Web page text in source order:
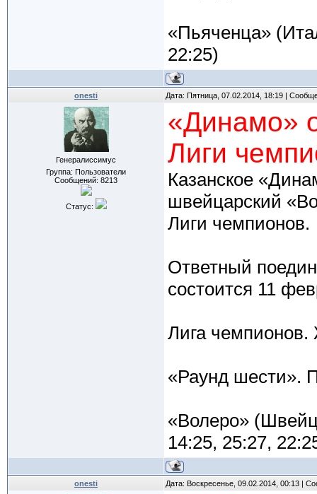
«Пьяченца»
22:25)
onesti Дата: Пятница, 07.02.2014, 18:19 |
Генералиссимус
Группа: Пользователи
Сообщений: 8213
Статус:
«Динамо»
Лиги
Казанское
швейцарский
Лиги чемпионов.
Ответный
состоится 11
Лига
«Раунд шести».
«Волеро»
14:25, 25:27,
onesti Дата: Воскресенье, 09.02.2014, 00:13 |